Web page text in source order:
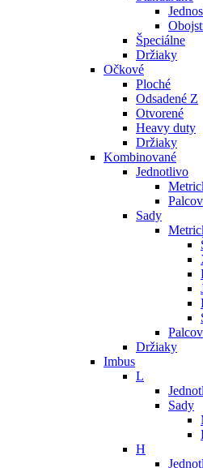
Špeciálne
Držiaky
Očkové
Ploché
Odsadené Z
Otvorené
Heavy duty
Držiaky
Kombinované
Jednotlivo
Sady
Držiaky
Imbus
L
Sady
H